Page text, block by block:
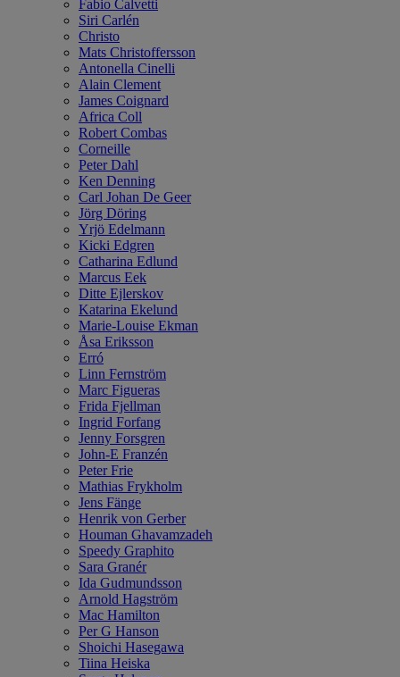
Fabio Calvetti
Siri Carlén
Christo
Mats Christoffersson
Antonella Cinelli
Alain Clement
James Coignard
Africa Coll
Robert Combas
Corneille
Peter Dahl
Ken Denning
Carl Johan De Geer
Jörg Döring
Yrjö Edelmann
Kicki Edgren
Catharina Edlund
Marcus Eek
Ditte Ejlerskov
Katarina Ekelund
Marie-Louise Ekman
Åsa Eriksson
Erró
Linn Fernström
Marc Figueras
Frida Fjellman
Ingrid Forfang
Jenny Forsgren
John-E Franzén
Peter Frie
Mathias Frykholm
Jens Fänge
Henrik von Gerber
Houman Ghavamzadeh
Speedy Graphito
Sara Granér
Ida Gudmundsson
Arnold Hagström
Mac Hamilton
Per G Hanson
Shoichi Hasegawa
Tiina Heiska